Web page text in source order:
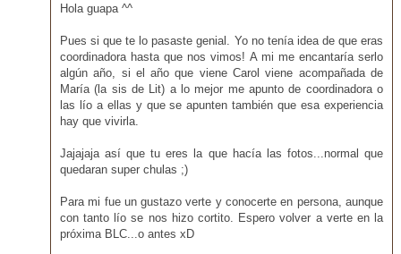
Hola guapa ^^
Pues si que te lo pasaste genial. Yo no tenía idea de que eras
coordinadora hasta que nos vimos! A mi me encantaría serlo
algún año, si el año que viene Carol viene acompañada de
María (la sis de Lit) a lo mejor me apunto de coordinadora o
las lío a ellas y que se apunten también que esa experiencia
hay que vivirla.
Jajajaja así que tu eres la que hacía las fotos...normal que
quedaran super chulas ;)
Para mi fue un gustazo verte y conocerte en persona, aunque
con tanto lío se nos hizo cortito. Espero volver a verte en la
próxima BLC...o antes xD